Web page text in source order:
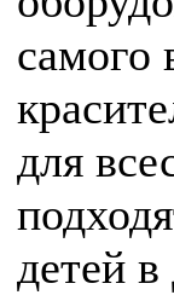
самого
для
детей